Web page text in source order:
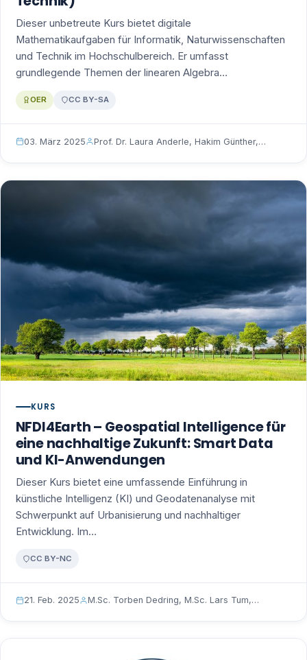
Dieser unbetreute Kurs bietet digitale
Mathematikaufgaben für Informatik, Naturwissenschaften
und Technik im Hochschulbereich. Er umfasst
grundlegende Themen der linearen Algebra…
OER CC BY-SA
03. März 2025 Prof. Dr. Laura Anderle, Hakim Günther,…
KURS
NFDI4Earth – Geospatial Intelligence für
eine nachhaltige Zukunft: Smart Data
und KI-Anwendungen
Dieser Kurs bietet eine umfassende Einführung in
künstliche Intelligenz (KI) und Geodatenanalyse mit
Schwerpunkt auf Urbanisierung und nachhaltiger
Entwicklung. Im…
CC BY-NC
21. Feb. 2025 M.Sc. Torben Dedring, M.Sc. Lars Tum,…